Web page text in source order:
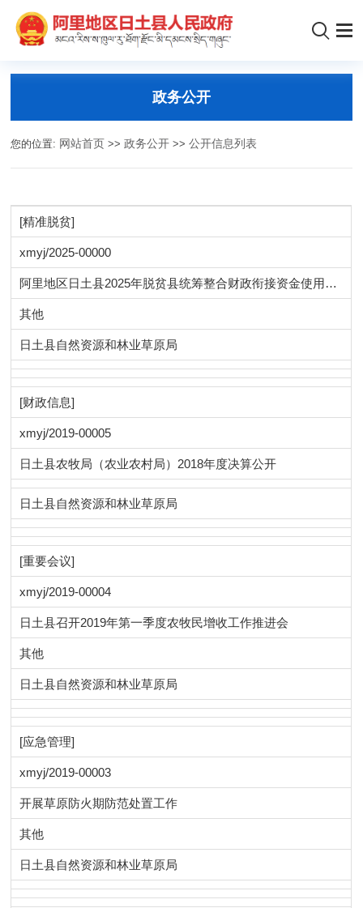
政务公开
您的位置: 网站首页 >>政务公开 >>公开信息列表
[精准脱贫]
xmyj/2025-00000
阿里地区日土县2025年脱贫县统筹整合财政衔接资金使用方案公示
其他
日土县自然资源和林业草原局
[财政信息]
xmyj/2019-00005
日土县农牧局（农业农村局）2018年度决算公开
日土县自然资源和林业草原局
[重要会议]
xmyj/2019-00004
日土县召开2019年第一季度农牧民增收工作推进会
其他
日土县自然资源和林业草原局
[应急管理]
xmyj/2019-00003
开展草原防火期防范处置工作
其他
日土县自然资源和林业草原局